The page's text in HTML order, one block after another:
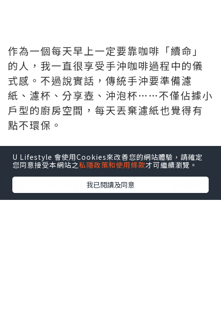
作為一個每天早上一定要靠咖啡「續命」
的人，我一直很享受手沖咖啡過程中的儀
式感。不過說實話，傳統手沖要準備濾
紙、濾杯、分享壺、沖泡杯……不僅佔據小
戶型的廚房空間，每天丟棄濾紙也覺得有
點不環保。
最近在 Searching C 上看到這套
「Rokkoyo Tansu 日本常滑燒工藝陶瓷
濾網手沖咖啡組」，直接被它的日系極簡
美學燒到！它標榜採用日本著名的「常滑
U Lifestyle 會使用Cookies來改善您的網站體驗，請確定
您同意接受本網站之私隱政策和使用條款才可繼續瀏覽。
我已閱讀及同意